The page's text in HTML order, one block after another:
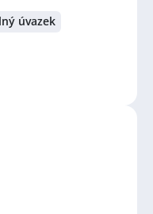
úvazek